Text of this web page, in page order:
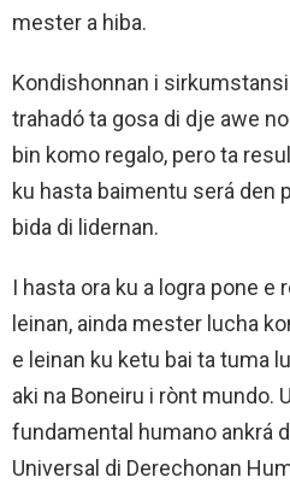
mester a hiba.
Kondishonnan i
trahadó ta gosa di dje awe
bin komo regalo, pero ta
ku hasta baimentu será den
bida di lidernan.
I hasta ora ku a logra pone e
leinan, ainda mester lucha
e leinan ku ketu bai ta tuma
aki na Boneiru i rònt mundo.
fundamental humano ankrá
Universal di Derechonan